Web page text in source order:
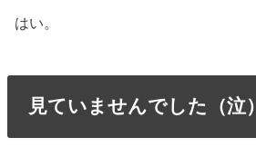
はい。
見ていませんでした（泣）